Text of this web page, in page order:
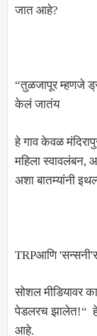
जात आहे?
“तुळजापूर म्हणजे
केलं जातंय
हे गाव केवळ
महिला
अशा बातम्यांनी
TRPआणि
सोशल मीडियावर
पेडलरच झालेत!“
आहे.